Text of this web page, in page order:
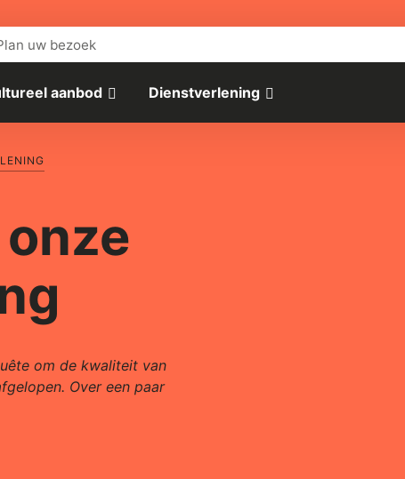
uw bezoek
aanbod Dienstverlening
om de kwaliteit van
Over een paar